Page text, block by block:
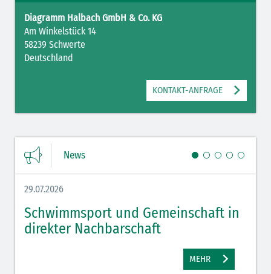
Diagramm Halbach GmbH & Co. KG
Am Winkelstück 14
58239 Schwerte
Deutschland
KONTAKT-ANFRAGE
News
29.07.2026
Schwimmsport und Gemeinschaft in
direkter Nachbarschaft
MEHR